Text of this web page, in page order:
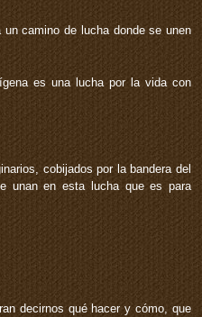
camino de lucha donde se unen
es una lucha por la vida con
cobijados por la bandera del
unan en esta lucha que es para
decirnos qué hacer y cómo, que